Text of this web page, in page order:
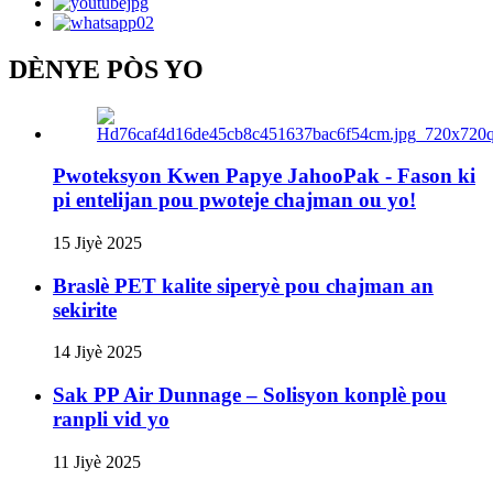
DÈNYE PÒS YO
Pwoteksyon Kwen Papye JahooPak - Fason ki
pi entelijan pou pwoteje chajman ou yo!
15 Jiyè 2025
Braslè PET kalite siperyè pou chajman an
sekirite
14 Jiyè 2025
Sak PP Air Dunnage – Solisyon konplè pou
ranpli vid yo
11 Jiyè 2025